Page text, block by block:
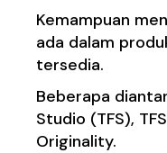
Kemampuan
ada dalam
tersedia.
Beberapa
Studio (TFS),
Originality.